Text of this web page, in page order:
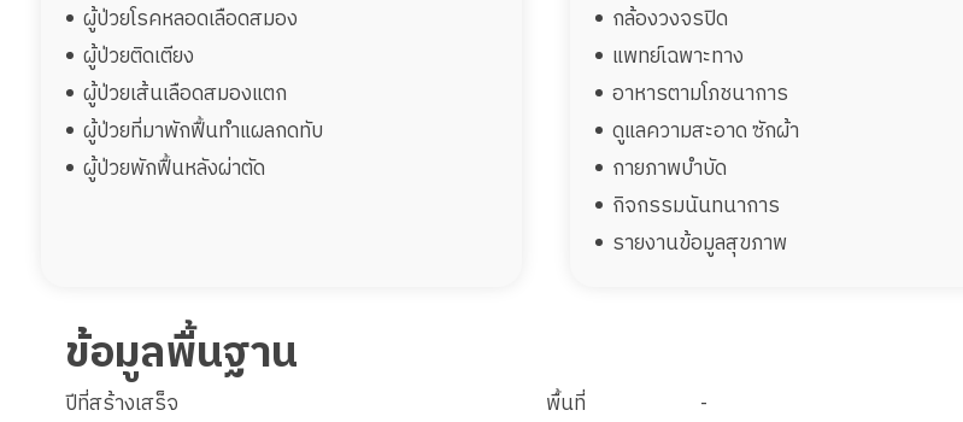
ผู้ป่วยโรคหลอดเลือดสมอง
ผู้ป่วยติดเตียง
ผู้ป่วยเส้นเลือดสมองแตก
ผู้ป่วยที่มาพักฟื้นทำแผลกดทับ
ผู้ป่วยพักฟื้นหลังผ่าตัด
กล้องวงจรปิด
แพทย์เฉพาะทาง
อาหารตามโภชนาการ
ดูแลความสะอาด ซักผ้า
กายภาพบำบัด
กิจกรรมนันทนาการ
รายงานข้อมูลสุขภาพ
ข้อมูลพื้นฐาน
ปีที่สร้างเสร็จ พื้นที่
-